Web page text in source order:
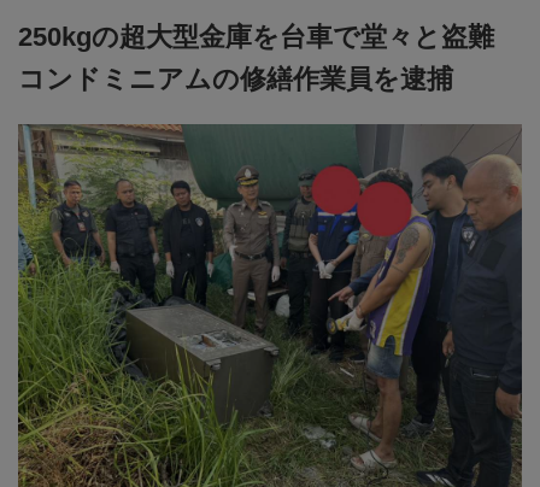
250kgの超大型金庫を台車で堂々と盗難
コンドミニアムの修繕作業員を逮捕